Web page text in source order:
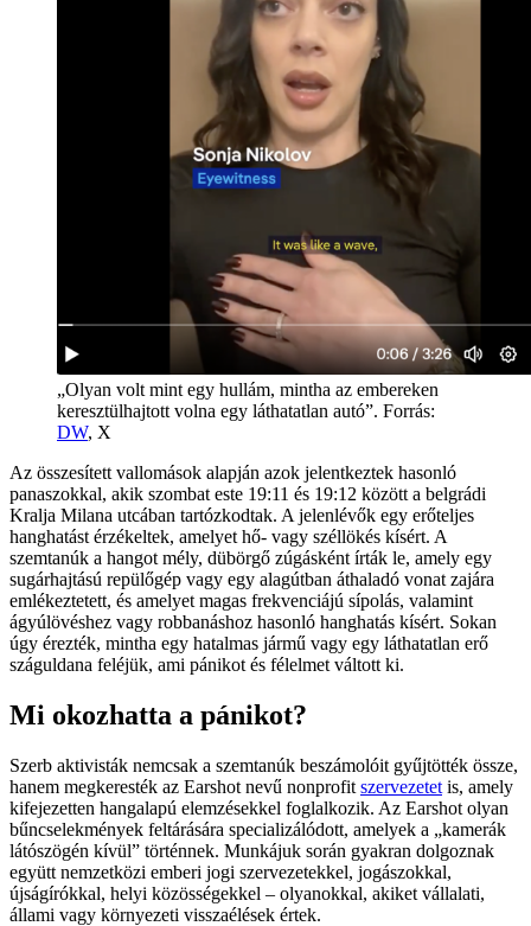
„Olyan volt mint egy hullám, mintha az embereken
keresztülhajtott volna egy láthatatlan autó”. Forrás:
DW, X
Az összesített vallomások alapján azok jelentkeztek hasonló
panaszokkal, akik szombat este 19:11 és 19:12 között a belgrádi
Kralja Milana utcában tartózkodtak. A jelenlévők egy erőteljes
hanghatást érzékeltek, amelyet hő- vagy széllökés kísért. A
szemtanúk a hangot mély, dübörgő zúgásként írták le, amely egy
sugárhajtású repülőgép vagy egy alagútban áthaladó vonat zajára
emlékeztetett, és amelyet magas frekvenciájú sípolás, valamint
ágyúlövéshez vagy robbanáshoz hasonló hanghatás kísért. Sokan
úgy érezték, mintha egy hatalmas jármű vagy egy láthatatlan erő
száguldana feléjük, ami pánikot és félelmet váltott ki.
Mi okozhatta a pánikot?
Szerb aktivisták nemcsak a szemtanúk beszámolóit gyűjtötték össze,
hanem megkeresték az Earshot nevű nonprofit szervezetet is, amely
kifejezetten hangalapú elemzésekkel foglalkozik. Az Earshot olyan
bűncselekmények feltárására specializálódott, amelyek a „kamerák
látószögén kívül” történnek. Munkájuk során gyakran dolgoznak
együtt nemzetközi emberi jogi szervezetekkel, jogászokkal,
újságírókkal, helyi közösségekkel – olyanokkal, akiket vállalati,
állami vagy környezeti visszaélések értek.